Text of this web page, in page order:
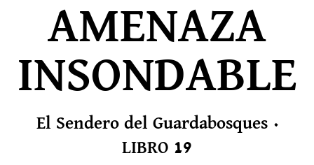
AMENAZA
INSONDABLE
El Sendero del Guardabosques ·
LIBRO 19